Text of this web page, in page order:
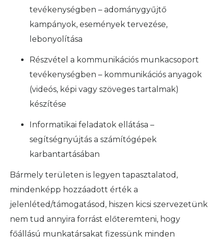
tevékenységben – adománygyűjtő
kampányok, események tervezése,
lebonyolítása
Részvétel a kommunikációs munkacsoport
tevékenységben – kommunikációs anyagok
(videós, képi vagy szöveges tartalmak)
készítése
Informatikai feladatok ellátása –
segítségnyújtás a számítógépek
karbantartásában
Bármely területen is legyen tapasztalatod,
mindenképp hozzáadott érték a
jelenléted/támogatásod, hiszen kicsi szervezetünk
nem tud annyira forrást előteremteni, hogy
főállású munkatársakat fizessünk minden